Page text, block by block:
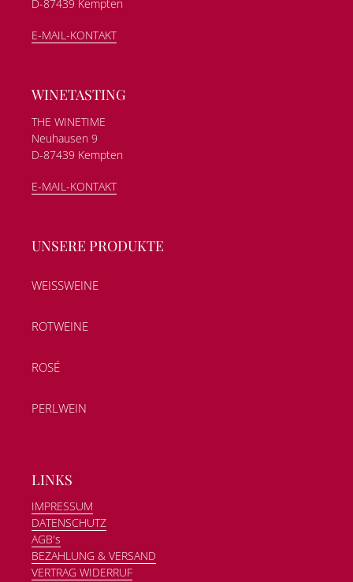
D-87439 Kempten
E-MAIL-KONTAKT
WINETASTING
THE WINETIME
Neuhausen 9
D-87439 Kempten
E-MAIL-KONTAKT
UNSERE PRODUKTE
WEISSWEINE
ROTWEINE
ROSÉ
PERLWEIN
LINKS
IMPRESSUM
DATENSCHUTZ
AGB's
BEZAHLUNG & VERSAND
VERTRAG WIDERRUF